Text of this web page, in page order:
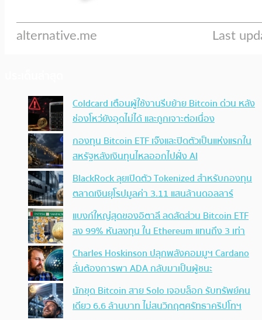
Coldcard เตือนผู้ใช้งานรีบย้าย Bitcoin ด่วน หลัง
ช่องโหว่ยังอุดไม่ได้ และถูกเจาะต่อเนื่อง
กองทุน Bitcoin ETF เจ๊งและปิดตัวเป็นแห่งแรกใน
สหรัฐหลังเงินทุนไหลออกไปฝั่ง AI
BlackRock ลุยเปิดตัว Tokenized สำหรับกองทุน
ตลาดเงินยุโรปมูลค่า 3.11 แสนล้านดอลลาร์
แบงก์ใหญ่สุดของอิตาลี ลดสัดส่วน Bitcoin ETF
ลง 99% หันลงทุน ใน Ethereum แทนถึง 3 เท่า
Charles Hoskinson ปลุกพลังคอมมูฯ Cardano
ลั่นต้องการพา ADA กลับมาเป็นผู้ชนะ
นักขุด Bitcoin สาย Solo เจอบล็อก รับทรัพย์คน
เดียว 6.6 ล้านบาท ไม่สนวิกฤตศรัทธาคริปโทฯ